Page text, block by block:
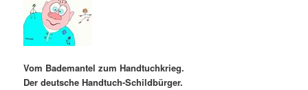
Vom Bademantel zum Handtuchkrieg.
Der deutsche Handtuch-Schildbürger.